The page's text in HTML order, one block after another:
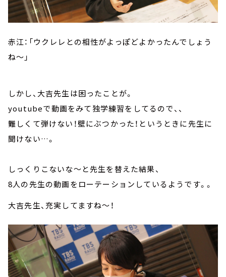
赤江：「ウクレレとの相性がよっぽどよかったんでしょう
ね～」
しかし、大吉先生は困ったことが。
youtubeで動画をみて独学練習をしてるので、、
難しくて弾けない！壁にぶつかった！というときに先生に
聞けない…。
しっくりこないな～と先生を替えた結果、
8人の先生の動画をローテーションしているようです。。
大吉先生、充実してますね～！